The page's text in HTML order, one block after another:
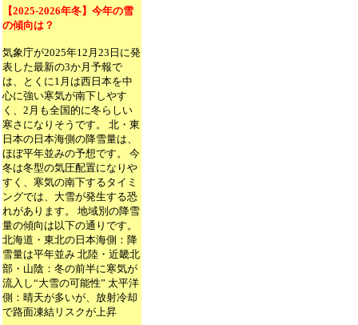
【2025-2026年冬】今年の雪
の傾向は？
気象庁が2025年12月23日に発
表した最新の3か月予報で
は、とくに1月は西日本を中
心に強い寒気が南下しやす
く、2月も全国的に冬らしい
寒さになりそうです。 北・東
日本の日本海側の降雪量は、
ほぼ平年並みの予想です。 今
冬は冬型の気圧配置になりや
すく、寒気の南下するタイミ
ングでは、大雪が発生する恐
れがあります。 地域別の降雪
量の傾向は以下の通りです。
北海道・東北の日本海側：降
雪量は平年並み 北陸・近畿北
部・山陰：冬の前半に寒気が
流入し“大雪の可能性” 太平洋
側：晴天が多いが、放射冷却
で路面凍結リスクが上昇